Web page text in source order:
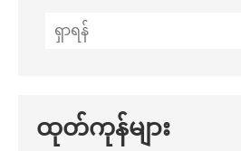
ထုတ်ကုန်များ